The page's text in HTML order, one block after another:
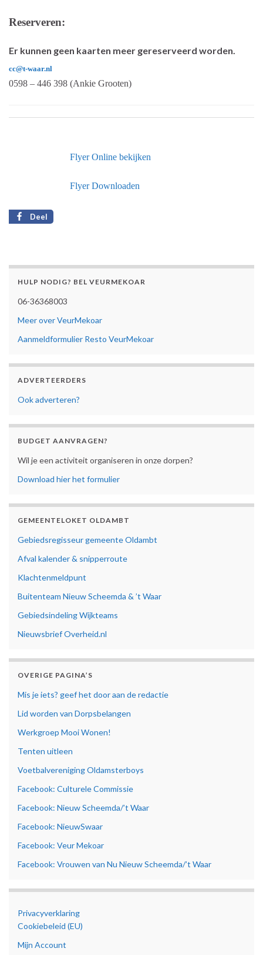
Reserveren:
Er kunnen geen kaarten meer gereserveerd worden.
cc@t-waar.nl
0598 – 446 398 (Ankie Grooten)
Flyer Online bekijken
Flyer Downloaden
Deel
HULP NODIG? BEL VEURMEKOAR
06-36368003
Meer over VeurMekoar
Aanmeldformulier Resto VeurMekoar
ADVERTEERDERS
Ook adverteren?
BUDGET AANVRAGEN?
Wil je een activiteit organiseren in onze dorpen?
Download hier het formulier
GEMEENTELOKET OLDAMBT
Gebiedsregisseur gemeente Oldambt
Afval kalender & snipperroute
Klachtenmeldpunt
Buitenteam Nieuw Scheemda & ’t Waar
Gebiedsindeling Wijkteams
Nieuwsbrief Overheid.nl
OVERIGE PAGINA’S
Mis je iets? geef het door aan de redactie
Lid worden van Dorpsbelangen
Werkgroep Mooi Wonen!
Tenten uitleen
Voetbalvereniging Oldamsterboys
Facebook: Culturele Commissie
Facebook: Nieuw Scheemda/’t Waar
Facebook: NieuwSwaar
Facebook: Veur Mekoar
Facebook: Vrouwen van Nu Nieuw Scheemda/’t Waar
Privacyverklaring
Cookiebeleid (EU)
Mijn Account